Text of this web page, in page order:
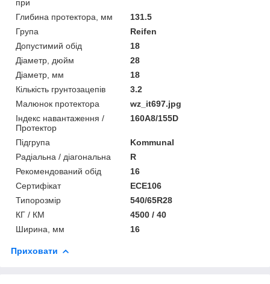
при
Глибина протектора, мм
131.5
Група
Reifen
Допустимий обід
18
Діаметр, дюйм
28
Діаметр, мм
18
Кількість грунтозацепів
3.2
Малюнок протектора
wz_it697.jpg
Індекс навантаження /
Протектор
160A8/155D
Підгрупа
Kommunal
Радіальна / діагональна
R
Рекомендований обід
16
Сертифікат
ECE106
Типорозмір
540/65R28
КГ / КМ
4500 / 40
Ширина, мм
16
Приховати